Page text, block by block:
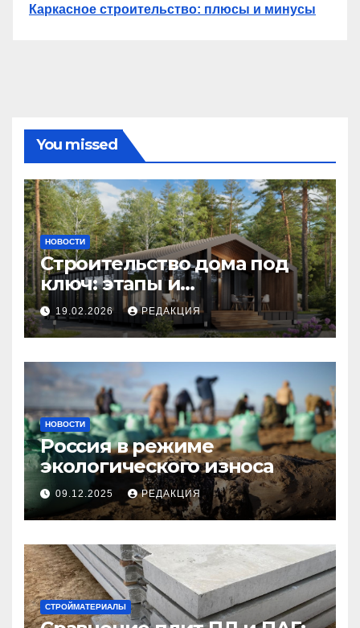
Каркасное строительство: плюсы и минусы
You missed
НОВОСТИ
Строительство дома под
ключ: этапы и
планирование бюджета
19.02.2026 РЕДАКЦИЯ
НОВОСТИ
Россия в режиме
экологического износа
09.12.2025 РЕДАКЦИЯ
СТРОЙМАТЕРИАЛЫ